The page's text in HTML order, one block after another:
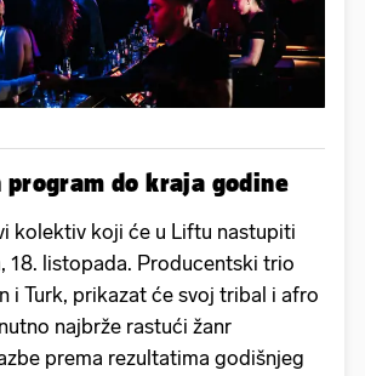
program do kraja godine
kolektiv koji će u Liftu nastupiti
18. listopada. Producentski trio
i Turk, prikazat će svoj tribal i afro
najbrže rastući žanr
prema rezultatima godišnjeg